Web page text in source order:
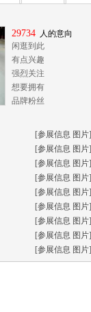
29734 人的意向
闲逛到此
有点兴趣
强烈关注
想要拥有
品牌粉丝
[参展信息 图片]
[参展信息 图片]
[参展信息 图片]
[参展信息 图片]
[参展信息 图片]
[参展信息 图片]
[参展信息 图片]
[参展信息 图片]
[参展信息 图片]